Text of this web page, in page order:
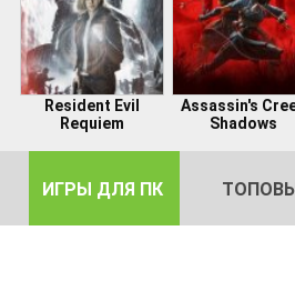
Resident Evil
Requiem
Assassin's
Shadows
ИГРЫ ДЛЯ ПК